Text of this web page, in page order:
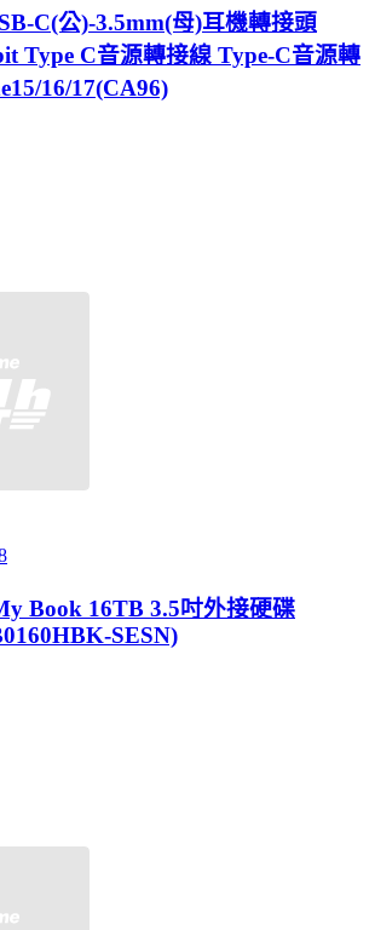
C(公)-3.5mm(母)耳機轉接頭
Type C音源轉接線 Type-C音源轉
16/17(CA96)
Book 16TB 3.5吋外接硬碟
SESN)